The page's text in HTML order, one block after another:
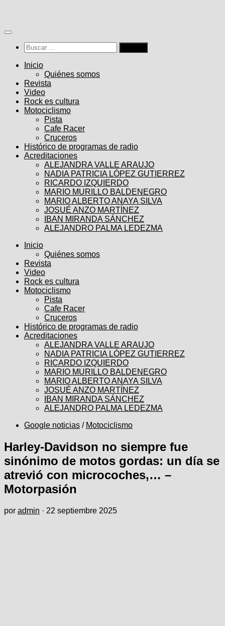
contenido
Buscar:
Inicio
Quiénes somos
Revista
Video
Rock es cultura
Motociclismo
Pista
Cafe Racer
Cruceros
Histórico de programas de radio
Acreditaciones
ALEJANDRA VALLE ARAUJO
NADIA PATRICIA LÓPEZ GUTIERREZ
RICARDO IZQUIERDO
MARIO MURILLO BALDENEGRO
MARIO ALBERTO ANAYA SILVA
JOSUÉ ANZO MARTÍNEZ
IBAN MIRANDA SÁNCHEZ
ALEJANDRO PALMA LEDEZMA
Inicio
Quiénes somos
Revista
Video
Rock es cultura
Motociclismo
Pista
Cafe Racer
Cruceros
Histórico de programas de radio
Acreditaciones
ALEJANDRA VALLE ARAUJO
NADIA PATRICIA LÓPEZ GUTIERREZ
RICARDO IZQUIERDO
MARIO MURILLO BALDENEGRO
MARIO ALBERTO ANAYA SILVA
JOSUÉ ANZO MARTÍNEZ
IBAN MIRANDA SÁNCHEZ
ALEJANDRO PALMA LEDEZMA
Google noticias / Motociclismo
Harley-Davidson no siempre fue
sinónimo de motos gordas: un día se
atrevió con microcoches,… –
Motorpasión
por admin · 22 septiembre 2025